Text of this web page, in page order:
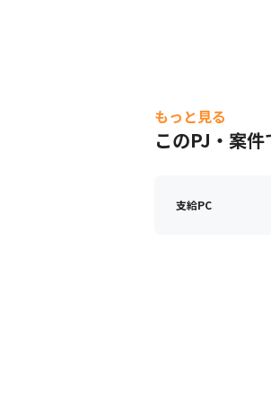
もっと見る
このPJ・案
支給PC